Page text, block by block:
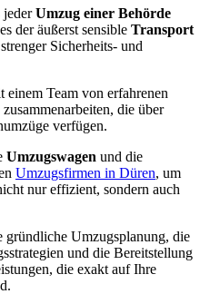
jederUmzug einer Behörde
der äußerst sensible Transport
Sicherheits- und
Team von erfahrenen
zusammenarbeiten, die über
verfügen.
Umzugswagen und die
Umzugsfirmen in Düren, um
nur effizient, sondern auch
gründliche Umzugsplanung, die
und die Bereitstellung
die exakt auf Ihre